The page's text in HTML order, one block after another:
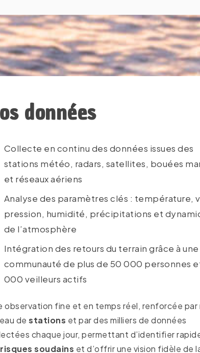
données
Collecte en continu des données issues des
stations météo, radars, satellites, bouées
et réseaux aériens
Analyse des paramètres clés : température,
pression, humidité, précipitations et
de l’atmosphère
Intégration des retours du terrain grâce à une
communauté de plus de 50 000 personnes
000 veilleurs actifs
observation fine et en temps réel, renforcée par
destations et par des milliers de données
chaque jour, permettant d’identifier
risques soudains et d’offrir une vision fidèle de